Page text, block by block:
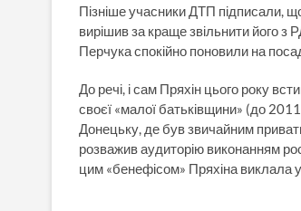
Пізніше учасники ДТП підписали,
вирішив за краще звільнити його з
Перчука спокійно поновили на
До речі, і сам Пряхін цього року
своєї «малої батьківщини» (до
Донецьку, де був звичайним
розважив аудиторію виконанням
цим «бенефісом» Пряхіна виклала